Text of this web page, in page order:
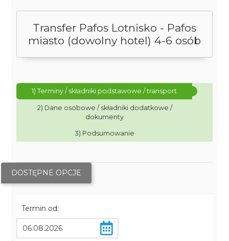
Transfer Pafos Lotnisko - Pafos
miasto (dowolny hotel) 4-6 osób
1) Terminy / składniki podstawowe / transport
2) Dane osobowe / składniki dodatkowe /
dokumenty
3) Podsumowanie
DOSTĘPNE OPCJE
Termin od: